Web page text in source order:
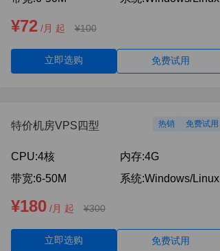
¥72 /月 起 ¥100
立即选购 免费试用
特价机房VPS四型 热销 免费试用
CPU:4核 内存:4G
带宽:6-50M 系统:Windows/Linux
¥180 /月 起 ¥300
立即选购 免费试用